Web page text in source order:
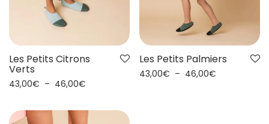
Les Petits Citrons
Verts
43,00€ – 46,00€
Les Petits Palmiers
43,00€ – 46,00€